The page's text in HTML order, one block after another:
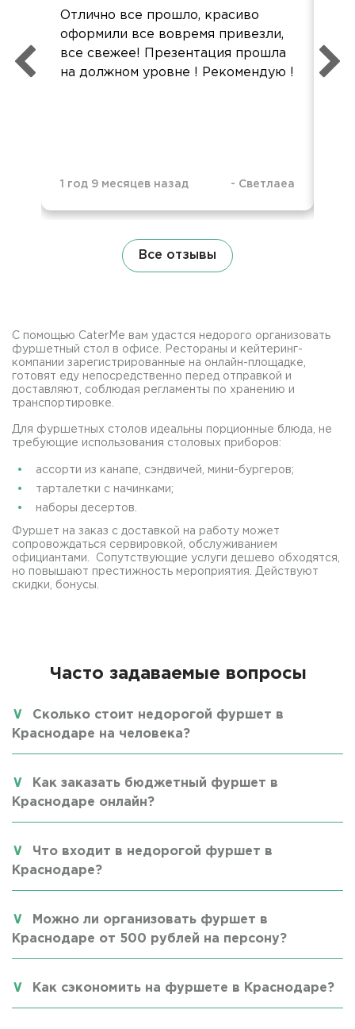
Отлично все прошло, красиво
оформили все вовремя привезли,
все свежее! Презентация прошла
на должном уровне ! Рекомендую !
1 год 9 месяцев назад - Светлаеа
Все отзывы
С помощью CaterMe вам удастся недорого организовать
фуршетный стол в офисе. Рестораны и кейтеринг-
компании зарегистрированные на онлайн-площадке,
готовят еду непосредственно перед отправкой и
доставляют, соблюдая регламенты по хранению и
транспортировке.
Для фуршетных столов идеальны порционные блюда, не
требующие использования столовых приборов:
ассорти из канапе, сэндвичей, мини-бургеров;
тарталетки с начинками;
наборы десертов.
Фуршет на заказ с доставкой на работу может
сопровождаться сервировкой, обслуживанием
официантами. Сопутствующие услуги дешево обходятся,
но повышают престижность мероприятия. Действуют
скидки, бонусы.
Часто задаваемые вопросы
Сколько стоит недорогой фуршет в
Краснодаре на человека?
Как заказать бюджетный фуршет в
Краснодаре онлайн?
Что входит в недорогой фуршет в
Краснодаре?
Можно ли организовать фуршет в
Краснодаре от 500 рублей на персону?
Как сэкономить на фуршете в Краснодаре?